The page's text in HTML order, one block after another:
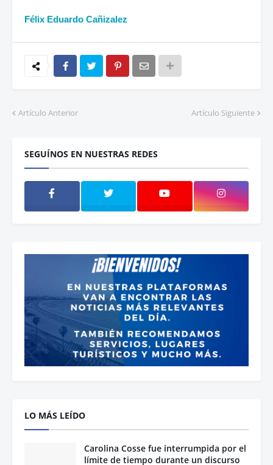
Félix Eduardo Cañizalez
Artículo Anterior Artículo Siguiente
SEGUÍNOS EN NUESTRAS REDES
LO MÁS LEÍDO
Carolina Cosse fue interrumpida por el
límite de tiempo durante un discurso